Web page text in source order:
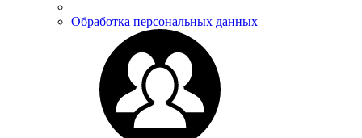
Обработка персональных данных